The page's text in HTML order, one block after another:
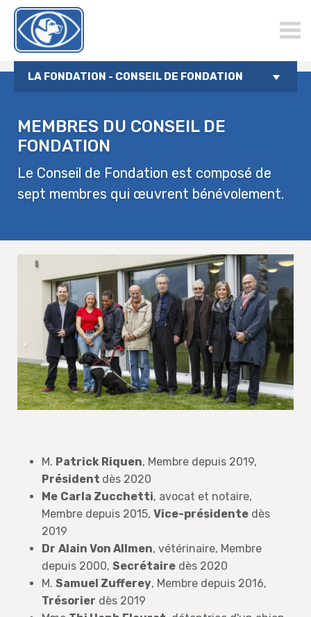
LA FONDATION - CONSEIL DE FONDATION
MEMBRES DU CONSEIL DE
FONDATION
Le Conseil de Fondation est composé de
sept membres qui œuvrent bénévolement.
M. Patrick Riquen, Membre depuis 2019,
Président dès 2020
Me Carla Zucchetti, avocat et notaire,
Membre depuis 2015, Vice-présidente dès
2019
Dr Alain Von Allmen, vétérinaire, Membre
depuis 2000, Secrétaire dès 2020
M. Samuel Zufferey, Membre depuis 2016,
Trésorier dès 2019